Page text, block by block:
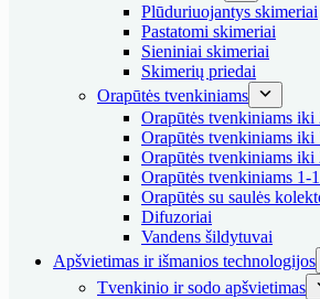
Plūduriuojantys skimeriai
Pastatomi skimeriai
Sieniniai skimeriai
Skimerių priedai
Orapūtės tvenkiniams
Orapūtės tvenkiniams iki
Orapūtės tvenkiniams iki
Orapūtės tvenkiniams iki
Orapūtės tvenkiniams 1-
Orapūtės su saulės
Difuzoriai
Vandens šildytuvai
Apšvietimas ir išmanios technologijos
Tvenkinio ir sodo apšvietimas